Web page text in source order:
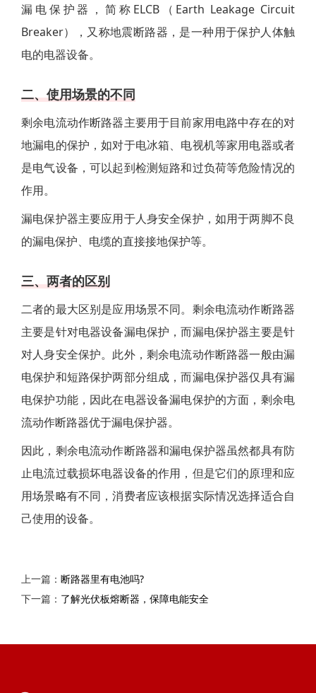
漏电保护器，简称ELCB（Earth Leakage Circuit
Breaker），又称地震断路器，是一种用于保护人体触
电的电器设备。
二、使用场景的不同
剩余电流动作断路器主要用于目前家用电路中存在的对
地漏电的保护，如对于电冰箱、电视机等家用电器或者
是电气设备，可以起到检测短路和过负荷等危险情况的
作用。
漏电保护器主要应用于人身安全保护，如用于两脚不良
的漏电保护、电缆的直接接地保护等。
三、两者的区别
二者的最大区别是应用场景不同。剩余电流动作断路器
主要是针对电器设备漏电保护，而漏电保护器主要是针
对人身安全保护。此外，剩余电流动作断路器一般由漏
电保护和短路保护两部分组成，而漏电保护器仅具有漏
电保护功能，因此在电器设备漏电保护的方面，剩余电
流动作断路器优于漏电保护器。
因此，剩余电流动作断路器和漏电保护器虽然都具有防
止电流过载损坏电器设备的作用，但是它们的原理和应
用场景略有不同，消费者应该根据实际情况选择适合自
己使用的设备。
上一篇： 断路器里有电池吗?
下一篇： 了解光伏板熔断器，保障电能安全